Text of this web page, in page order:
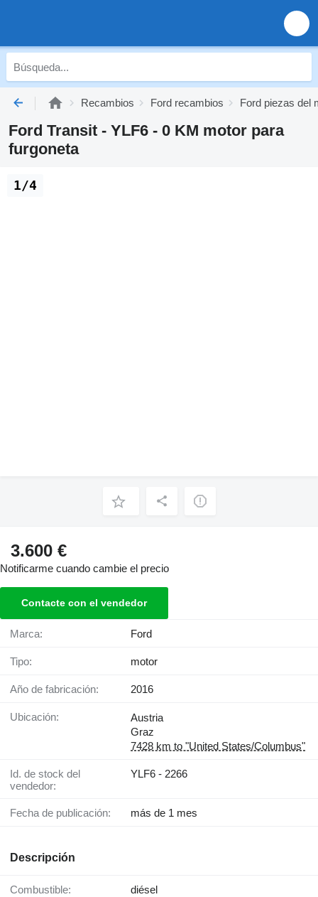
Recambios Ford recambios Ford piezas del
Ford Transit - YLF6 - 0 KM motor para
furgoneta
1/4
3.600 €
Notificarme cuando cambie el precio
Contacte con el vendedor
Marca: Ford
Tipo: motor
Año de fabricación: 2016
Ubicación:
Austria
Graz
7428 km to "United States/Columbus"
Id. de stock del
vendedor:
YLF6 - 2266
Fecha de publicación: más de 1 mes
Descripción
Combustible: diésel